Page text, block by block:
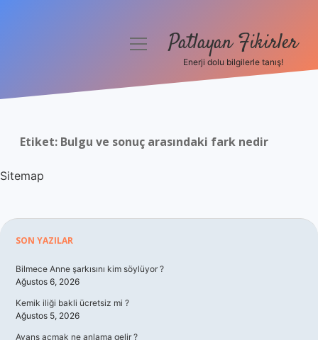
Yasal Uyarı
Hakkımızda
menüyüPatlayan Fikirler
Enerji dolu bilgilerle tanış!
Etiket: Bulgu ve sonuç arasındaki fark nedir
Sitemap
Sidebar
SON YAZILAR
Bilmece Anne şarkısını kim söylüyor ?
Ağustos 6, 2026
Kemik iliği bakli ücretsiz mi ?
Ağustos 5, 2026
Avans açmak ne anlama gelir ?